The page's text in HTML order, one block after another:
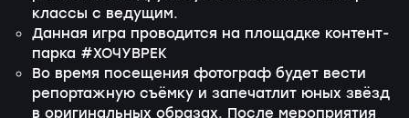
классы с ведущим.
Данная игра проводится на площадке контент-
парка #ХОЧУВРЕК
Во время посещения фотограф будет вести
репортажную съёмку и запечатлит юных звёзд